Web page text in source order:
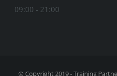
09:00 - 21:00
© Copyright 2019 - Training